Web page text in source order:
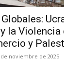
la Violencia
y
de noviembre de 2025